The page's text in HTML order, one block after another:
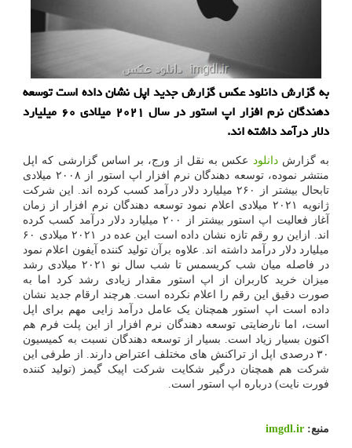
به گزارش دانلود عکس گزارش جدید اپل نشان داده است توسعه
دهندگان نرم افزار اپ استور در سال ۲۰۲۱ میلادی ۶۰ میلیارد
دلار درآمد داشته اند.
به گزارشدانلود عکس به نقل از ورج، بر اساس گزارشی که اپل
منتشر نموده، توسعه دهندگان نرم افزار اپ استور از ۲۰۰۸ میلادی
تابحال بیشتر از ۲۶۰ میلیارد دلار درآمد کسب کرده اند. این شرکت
ژانویه ۲۰۲۱ میلادی اعلام نمود توسعه دهندگان نرم افزار از زمان
آغاز فعالیت اپ استور بیشتر از ۲۰۰ میلیارد دلار درآمد کسب کرده
اند. ازاین رو رقم تازه نشان داده است این عده در ۲۰۲۱ میلادی ۶۰
میلیارد دلار درآمد داشته اند. علاوه برآن تولید کننده آیفون اعلام نمود
در فاصله میان شب کریسمس تا شب سال نو ۲۰۲۱ میلادی رشد
میزان خرید کاربران از اپ استور مقدار زیادی رشد کرد اما به
صورت دقیق این رقم را اعلام نکرده است. هرچند ارقام جدید نشان
داده است اپ استور همچنان یک عامل درآمد زایی مهم برای اپل
است، اما نارضایتی توسعه دهندگان نرم افزار از این پلت فرم هم
اکنون بسیار زیاد است. بسیار از توسعه دهندگان نسبت به کمیسیون
۳۰ درصدی اپل از تراکنش های مختلف اعتراض دارند. از طرفی این
شرکت هم همچنان درگیر شکایت شرکت اپیک گیمز (تولید کننده
فورت نایت) درباره اپ استور است.
منبع: imgdl.ir